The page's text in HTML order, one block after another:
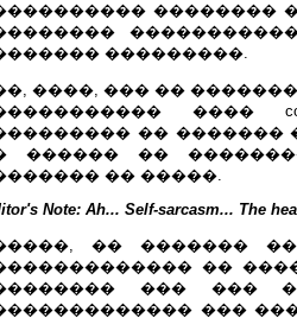
��������
���������.
����, ��� ��
����
�� ������� ���
������ ��
�� �����.
Note: Ah... Self-sarcasm... The
�� �������
��
��� ���
���